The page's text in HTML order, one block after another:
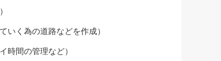
為の道路などを作成）
間の管理など）